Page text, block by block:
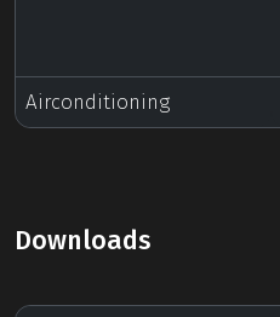
Airconditioning
Downloads